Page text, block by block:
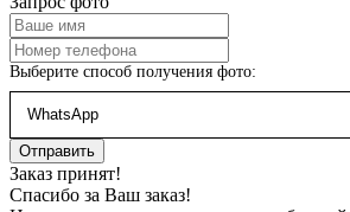
Выберите способ получения фото:
Заказ принят!
Спасибо за Ваш заказ!